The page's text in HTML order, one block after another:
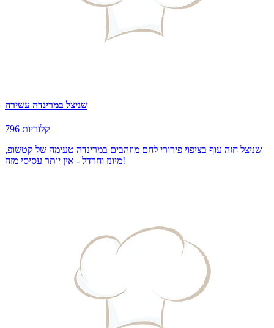
שניצל במרינדה עשירה
796 קלוריות
שניצל חזה עוף בציפוי פירורי לחם מוזהבים במרינדה טעימה של קטשופ,
מיונז וחרדל - אין יותר עסיסי מזה!